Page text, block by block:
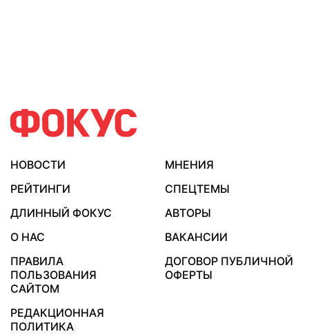
НОВОСТИ
МНЕНИЯ
РЕЙТИНГИ
СПЕЦТЕМЫ
ДЛИННЫЙ ФОКУС
АВТОРЫ
О НАС
ВАКАНСИИ
ПРАВИЛА
ПОЛЬЗОВАНИЯ
САЙТОМ
ДОГОВОР ПУБЛИЧНОЙ
ОФЕРТЫ
РЕДАКЦИОННАЯ
ПОЛИТИКА